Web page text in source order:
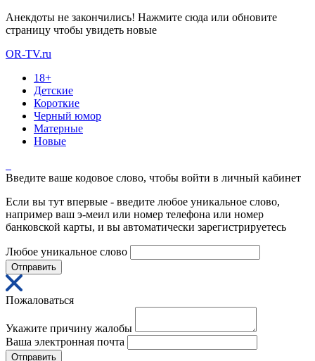
Анекдоты не закончились! Нажмите сюда или обновите
страницу чтобы увидеть новые
OR-TV.ru
18+
Детские
Короткие
Черный юмор
Матерные
Новые
Введите ваше кодовое слово, чтобы войти в личный кабинет
Если вы тут впервые - введите любое уникальное слово,
например ваш э-меил или номер телефона или номер
банковской карты, и вы автоматически зарегистрируетесь
Любое уникальное слово
Отправить
Пожаловаться
Укажите причину жалобы
Ваша электронная почта
Отправить